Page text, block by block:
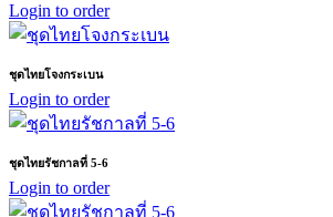
Login to order
ชุดไทยโจงกระเบน
Login to order
ชุดไทยรัชกาลที่ 5-6
Login to order